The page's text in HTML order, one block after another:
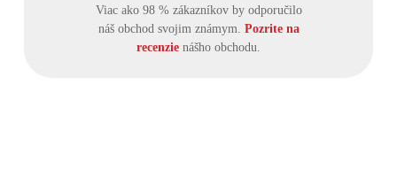
Viac ako 98 % zákazníkov by odporučilo
náš obchod svojim známym. Pozrite na
recenzie nášho obchodu.